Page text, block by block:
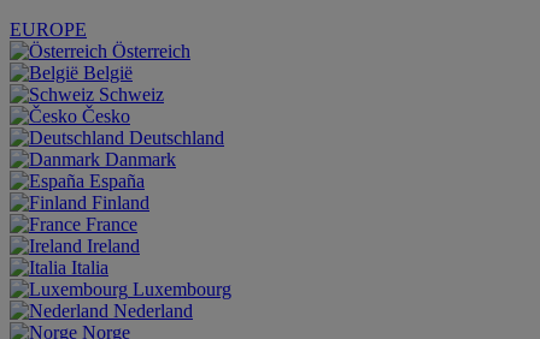
EUROPE
Österreich
België
Schweiz
Česko
Deutschland
Danmark
España
Finland
France
Ireland
Italia
Luxembourg
Nederland
Norge